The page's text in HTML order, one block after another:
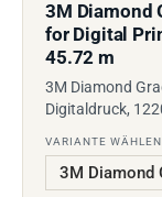
3M Diamond
for Digital
45.72 m
3M Diamond
Digitaldruck,
VARIANTE WÄHLEN